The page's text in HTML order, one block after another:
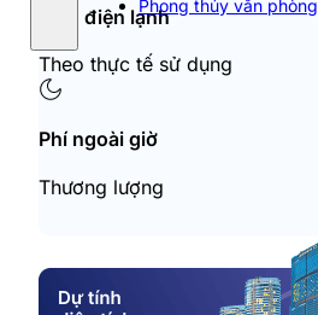
Phong thủy văn phòng
Tiền điện lạnh
Theo thực tế sử dụng
Phí ngoài giờ
Thương lượng